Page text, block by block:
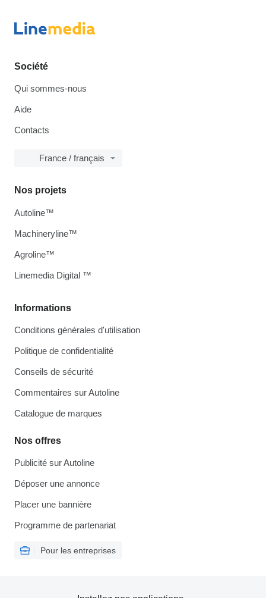
Société
Qui sommes-nous
Aide
Contacts
France / français
Informations
Conditions générales d'utilisation
Politique de confidentialité
Conseils de sécurité
Commentaires sur Autoline
Catalogue de marques
Nos offres
Publicité sur Autoline
Déposer une annonce
Placer une bannière
Programme de partenariat
Pour les entreprises
Nos projets
Autoline™
Machineryline™
Agroline™
Linemedia Digital ™